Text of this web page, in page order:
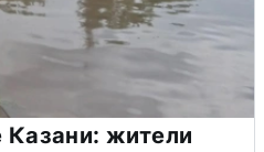
Казани: жители